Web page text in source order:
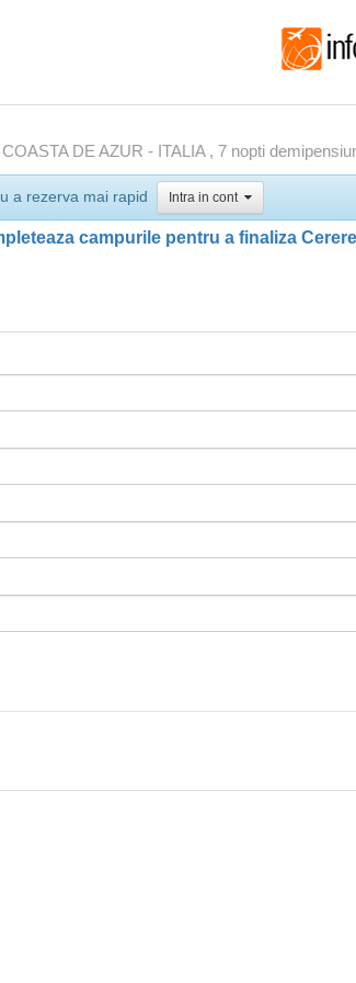
DE AZUR - ITALIA , 7 nopti
a rezerva mai rapid Intra in cont
campurile pentru a finaliza